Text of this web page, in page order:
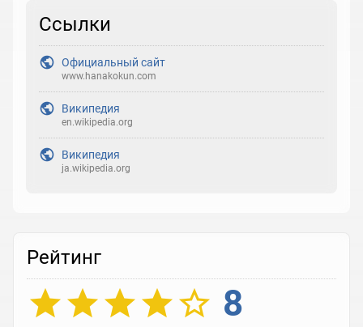
Ссылки
Официальный сайт
www.hanakokun.com
Википедия
en.wikipedia.org
Википедия
ja.wikipedia.org
Рейтинг
8